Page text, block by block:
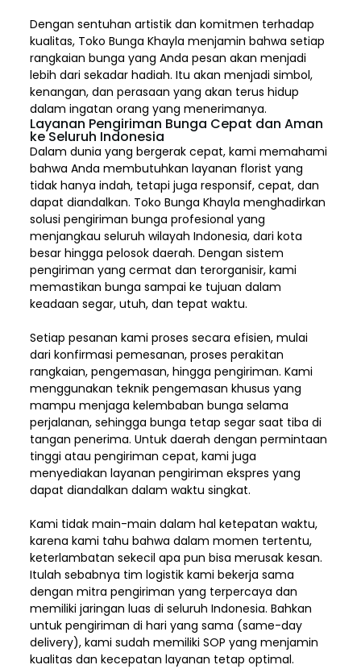
Dengan sentuhan artistik dan komitmen terhadap
kualitas, Toko Bunga Khayla menjamin bahwa setiap
rangkaian bunga yang Anda pesan akan menjadi
lebih dari sekadar hadiah. Itu akan menjadi simbol,
kenangan, dan perasaan yang akan terus hidup
dalam ingatan orang yang menerimanya.
Layanan Pengiriman Bunga Cepat dan Aman
ke Seluruh Indonesia
Dalam dunia yang bergerak cepat, kami memahami
bahwa Anda membutuhkan layanan florist yang
tidak hanya indah, tetapi juga responsif, cepat, dan
dapat diandalkan. Toko Bunga Khayla menghadirkan
solusi pengiriman bunga profesional yang
menjangkau seluruh wilayah Indonesia,dari kota
besar hingga pelosok daerah. Dengan sistem
pengiriman yang cermat dan terorganisir, kami
memastikan bunga sampai ke tujuan dalam
keadaan segar, utuh, dan tepat waktu.
Setiap pesanan kami proses secara efisien, mulai
dari konfirmasi pemesanan, proses perakitan
rangkaian, pengemasan, hingga pengiriman. Kami
menggunakan teknik pengemasan khusus yang
mampu menjaga kelembaban bunga selama
perjalanan, sehingga bunga tetap segar saat tiba di
tangan penerima. Untuk daerah dengan permintaan
tinggi atau pengiriman cepat, kami juga
menyediakan layanan pengiriman ekspres yang
dapat diandalkan dalam waktu singkat.
Kami tidak main-main dalam hal ketepatan waktu,
karena kami tahu bahwa dalam momen tertentu,
keterlambatan sekecil apa pun bisa merusak kesan.
Itulah sebabnya tim logistik kami bekerja sama
dengan mitra pengiriman yang terpercaya dan
memiliki jaringan luas di seluruh Indonesia. Bahkan
untuk pengiriman di hari yang sama (same-day
delivery), kami sudah memiliki SOP yang menjamin
kualitas dan kecepatan layanan tetap optimal.